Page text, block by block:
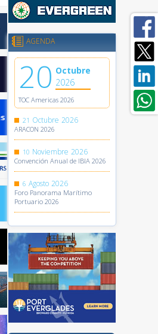
AGENDA
20 Octubre
2026
TOC Americas 2026
21 Octubre 2026
ARACON 2026
10 Noviembre 2026
Convención Anual de IBIA 2026
6 Agosto 2026
Foro Panorama Marítimo
Portuario 2026